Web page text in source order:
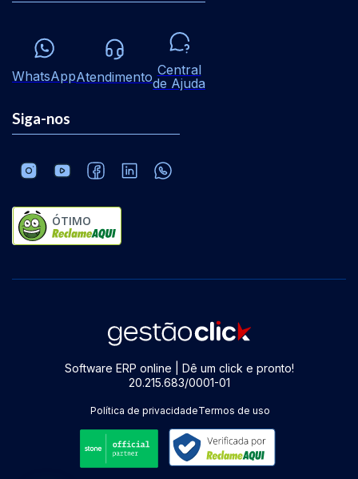
WhatsAppAtendimento Central
de Ajuda
Siga-nos
ÓTIMO
Software ERP online | Dê um click e pronto!
20.215.683/0001-01
Política de privacidadeTermos de uso